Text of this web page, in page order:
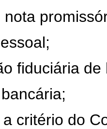
nota
fiduciária
critério do